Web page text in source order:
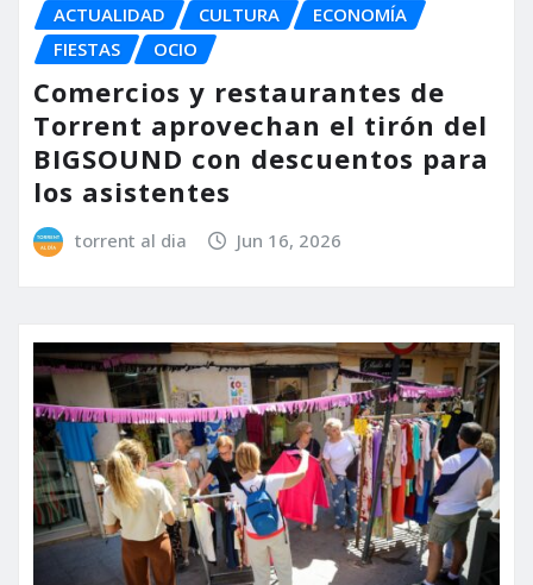
ACTUALIDAD CULTURA
ECONOMÍA
FIESTAS
OCIO
Comercios y restaurantes de
Torrent aprovechan el tirón del
BIGSOUND con descuentos para
los asistentes
torrent al dia Jun 16, 2026